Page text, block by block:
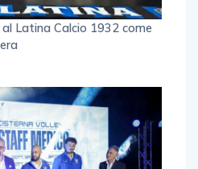
Latina Calcio 1932 come